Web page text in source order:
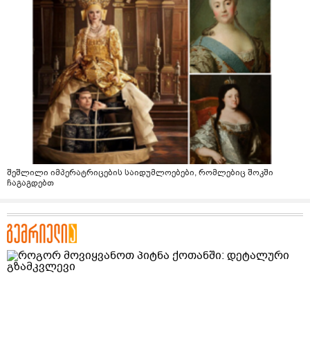
შეშლილი იმპერატრიცების საიდუმლოებები, რომლებიც შოკში
ჩაგაგდებთ